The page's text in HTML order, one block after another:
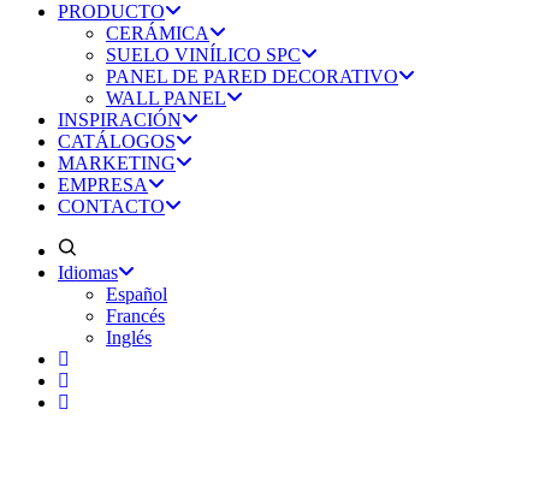
PRODUCTO
CERÁMICA
SUELO VINÍLICO SPC
PANEL DE PARED DECORATIVO
WALL PANEL
INSPIRACIÓN
CATÁLOGOS
MARKETING
EMPRESA
CONTACTO
Idiomas
Español
Francés
Inglés